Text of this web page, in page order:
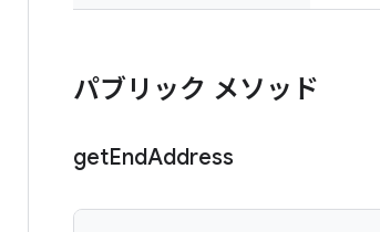
パブリック メソッド
getEndAddress